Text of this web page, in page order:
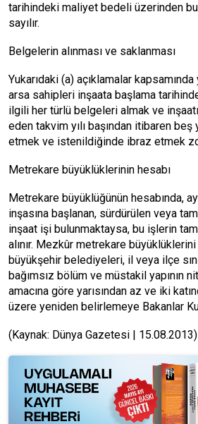
tarihindeki maliyet bedeli üzerinden
sayılır.
Belgelerin alınması ve saklanması
Yukarıdaki (a) açıklamalar
arsa sahipleri inşaata başlama
ilgili her türlü belgeleri almak ve
eden takvim yılı başından itibaren
etmek ve istenildiğinde ibraz etmek
Metrekare büyüklüklerinin hesabı
Metrekare büyüklüğünün hesabında,
inşasına başlanan, sürdürülen veya
inşaat işi bulunmaktaysa, bu işlerin
alınır. Mezkûr metrekare
büyükşehir belediyeleri, il veya ilçe
bağımsız bölüm ve müstakil yapının
amacına göre yarısından az ve iki
üzere yeniden belirlemeye Bakanlar
(Kaynak: Dünya Gazetesi | 15.08.2013)